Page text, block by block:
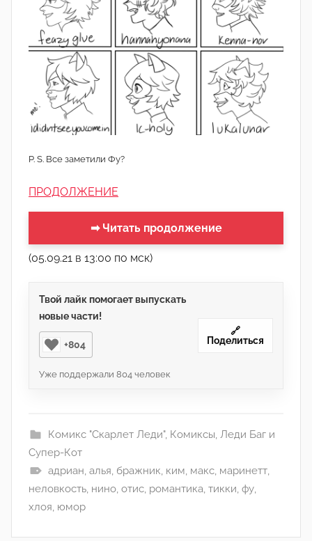
P. S. Все заметили Фу?
ПРОДОЛЖЕНИЕ
➡ Читать продолжение
(05.09.21 в 13:00 по мск)
Твой лайк помогает выпускать
новые части!
+804
Уже поддержали 804 человек
🔗
Поделиться
Комикс "Скарлет Леди", Комиксы, Леди Баг и
Супер-Кот
адриан, алья, бражник, ким, макс, маринетт,
неловкость, нино, отис, романтика, тикки, фу,
хлоя, юмор